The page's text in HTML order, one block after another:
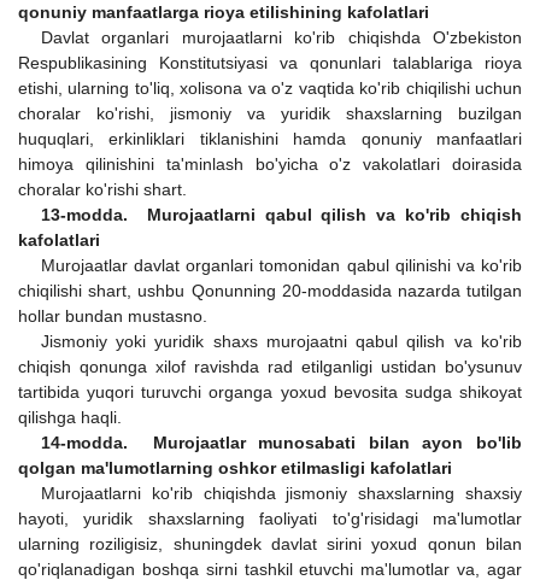
qonuniy manfaatlarga rioya etilishining kafolatlari
Davlat organlari murojaatlarni ko'rib chiqishda O'zbekiston
Respublikasining Konstitutsiyasi va qonunlari talablariga rioya
etishi, ularning to'liq, xolisona va o'z vaqtida ko'rib chiqilishi uchun
choralar ko'rishi, jismoniy va yuridik shaxslarning buzilgan
huquqlari, erkinliklari tiklanishini hamda qonuniy manfaatlari
himoya qilinishini ta'minlash bo'yicha o'z vakolatlari doirasida
choralar ko'rishi shart.
13-modda. Murojaatlarni qabul qilish va ko'rib chiqish
kafolatlari
Murojaatlar davlat organlari tomonidan qabul qilinishi va ko'rib
chiqilishi shart, ushbu Qonunning 20-moddasida nazarda tutilgan
hollar bundan mustasno.
Jismoniy yoki yuridik shaxs murojaatni qabul qilish va ko'rib
chiqish qonunga xilof ravishda rad etilganligi ustidan bo'ysunuv
tartibida yuqori turuvchi organga yoxud bevosita sudga shikoyat
qilishga haqli.
14-modda. Murojaatlar munosabati bilan ayon bo'lib
qolgan ma'lumotlarning oshkor etilmasligi kafolatlari
Murojaatlarni ko'rib chiqishda jismoniy shaxslarning shaxsiy
hayoti, yuridik shaxslarning faoliyati to'g'risidagi ma'lumotlar
ularning roziligisiz, shuningdek davlat sirini yoxud qonun bilan
qo'riqlanadigan boshqa sirni tashkil etuvchi ma'lumotlar va, agar